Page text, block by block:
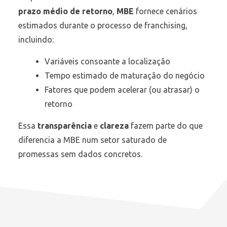
prazo médio de retorno, MBE fornece cenários
estimados durante o processo de franchising,
incluindo:
Variáveis consoante a localização
Tempo estimado de maturação do negócio
Fatores que podem acelerar (ou atrasar) o
retorno
Essa transparência e clareza fazem parte do que
diferencia a MBE num setor saturado de
promessas sem dados concretos.